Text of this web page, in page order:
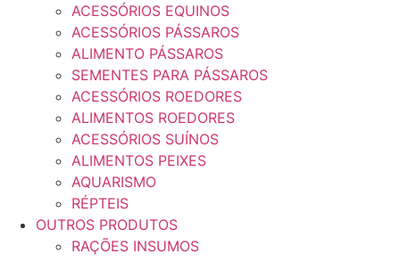
ACESSÓRIOS EQUINOS
ACESSÓRIOS PÁSSAROS
ALIMENTO PÁSSAROS
SEMENTES PARA PÁSSAROS
ACESSÓRIOS ROEDORES
ALIMENTOS ROEDORES
ACESSÓRIOS SUÍNOS
ALIMENTOS PEIXES
AQUARISMO
RÉPTEIS
OUTROS PRODUTOS
RAÇÕES INSUMOS